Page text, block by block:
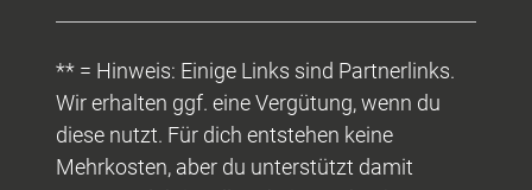
** = Hinweis: Einige Links sind Partnerlinks.
Wir erhalten ggf. eine Vergütung, wenn du
diese nutzt. Für dich entstehen keine
Mehrkosten, aber du unterstützt damit